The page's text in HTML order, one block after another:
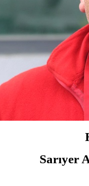
Sarıyer